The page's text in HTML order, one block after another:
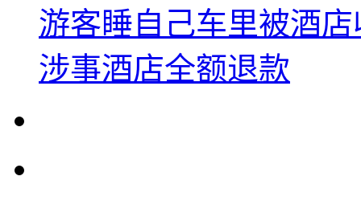
游客睡自己车里被酒
涉事酒店全额退款